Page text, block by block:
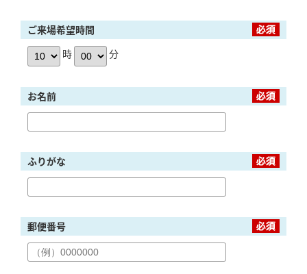
ご来場希望時間
時
分
お名前
ふりがな
郵便番号